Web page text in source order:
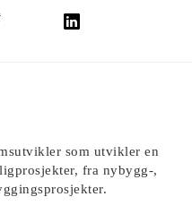
som utvikler en
fra nybygg-,